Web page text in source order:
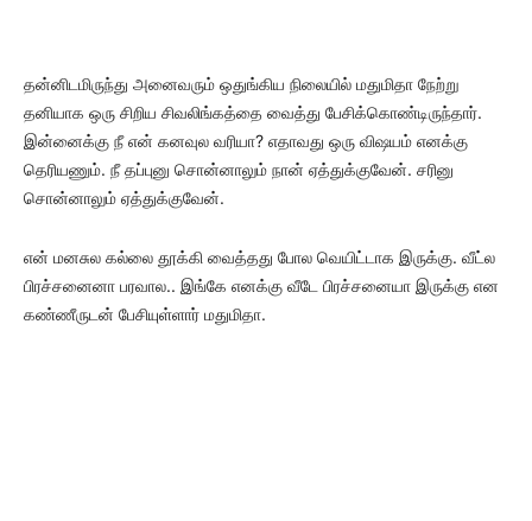
தன்னிடமிருந்து அனைவரும் ஒதுங்கிய நிலையில் மதுமிதா நேற்று
தனியாக ஒரு சிறிய சிவலிங்கத்தை வைத்து பேசிக்கொண்டிருந்தார்.
இன்னைக்கு நீ என் கனவுல வரியா? எதாவது ஒரு விஷயம் எனக்கு
தெரியணும். நீ தப்புனு சொன்னாலும் நான் ஏத்துக்குவேன். சரினு
சொன்னாலும் ஏத்துக்குவேன்.
என் மனசுல கல்லை தூக்கி வைத்தது போல வெயிட்டாக இருக்கு. வீட்ல
பிரச்சனைனா பரவால.. இங்கே எனக்கு வீடே பிரச்சனையா இருக்கு என
கண்ணீருடன் பேசியுள்ளார் மதுமிதா.